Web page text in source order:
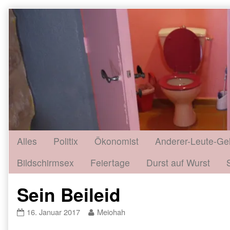
Skip
to
content
Alles Politix Ökonomist
Anderer-Leute-
Bildschirmsex
Feiertage Durst auf Wurst
Sein Beileid
Sein
16. Januar 2017
Read
Meiohah